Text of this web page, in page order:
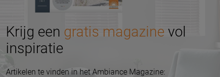
Krijg een gratis magazine vol
inspiratie
Artikelen te vinden in het Ambiance Magazine: